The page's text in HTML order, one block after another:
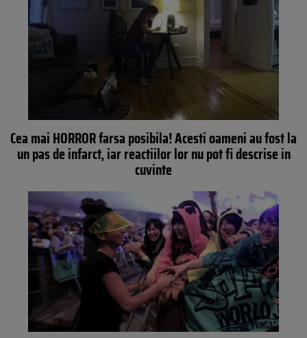
Cea mai HORROR farsa posibila! Acesti oameni au fost la
un pas de infarct, iar reactiilor lor nu pot fi descrise in
cuvinte